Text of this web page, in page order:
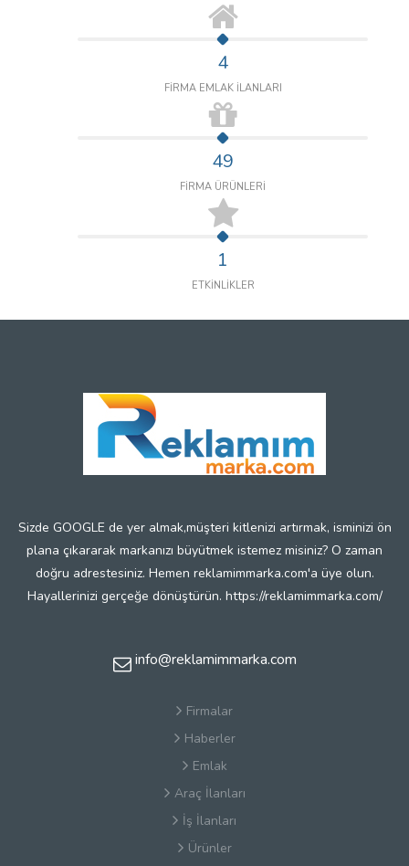
4
FİRMA EMLAK İLANLARI
49
FİRMA ÜRÜNLERİ
1
ETKİNLİKLER
Sizde GOOGLE de yer almak,müşteri kitlenizi artırmak, isminizi ön
plana çıkararak markanızı büyütmek istemez misiniz? O zaman
doğru adrestesiniz. Hemen reklamimmarka.com'a üye olun.
Hayallerinizi gerçeğe dönüştürün. https://reklamimmarka.com/
info@reklamimmarka.com
Firmalar
Haberler
Emlak
Araç İlanları
İş İlanları
Ürünler